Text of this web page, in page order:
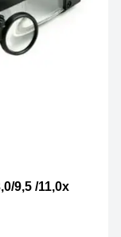
9,5 /11,0х